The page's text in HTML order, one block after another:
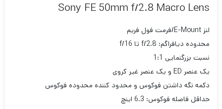
Sony FE 50mm f/2.8 Macro Lens
لنز E-Mount/فرمت فول فریم
محدوده دیافراگم: f/2.8 تا f/16
نسبت بزرگنمایی 1:1
یک عنصر ED و یک عنصر غیر کروی
دکمه نگه داشتن فوکوس و محدود کننده محدوده فوکوس
حداقل فاصله فوکوس: 6.3 اینچ